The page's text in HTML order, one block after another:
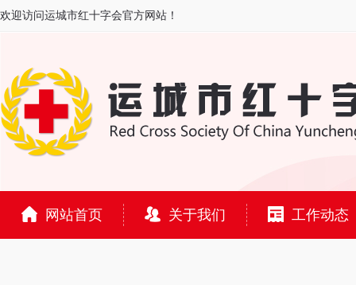
欢迎访问运城市红十字会官方网站！
网站首页 关于我们 工作动态